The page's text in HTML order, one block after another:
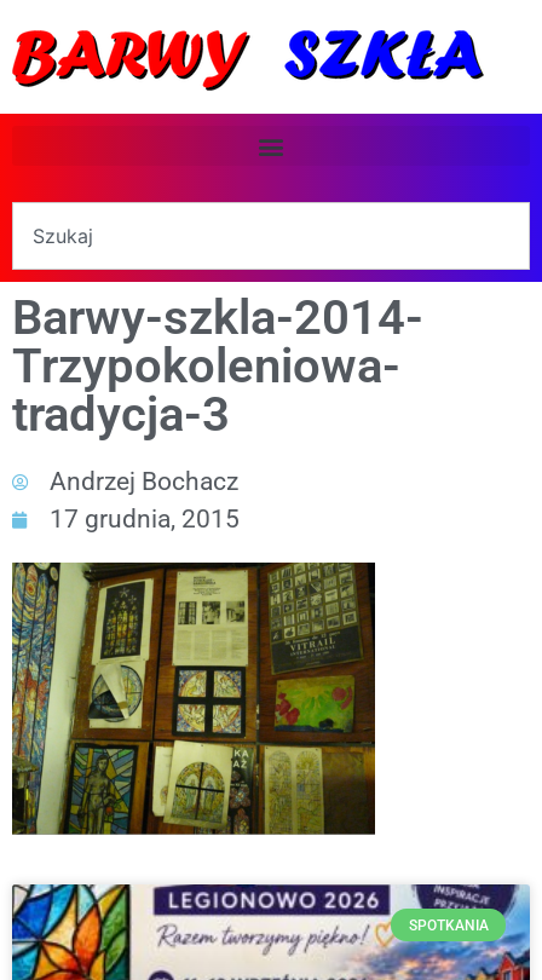
Barwy-szkla-2014-
Trzypokoleniowa-
tradycja-3
Andrzej Bochacz
17 grudnia, 2015
SPOTKANIA